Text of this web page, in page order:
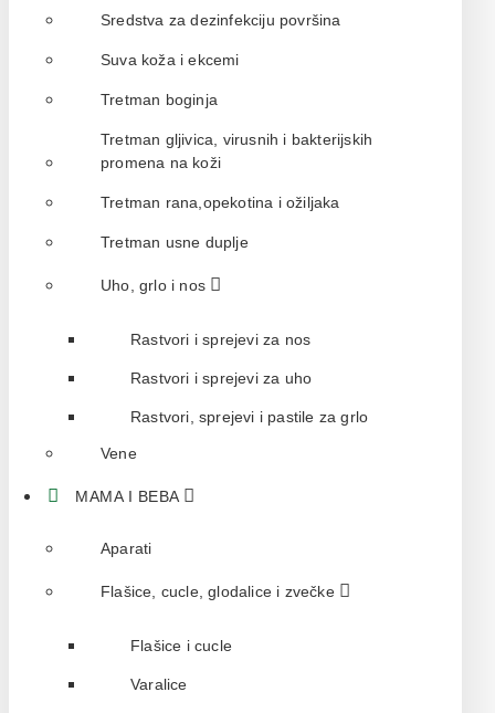
Sredstva za dezinfekciju površina
Suva koža i ekcemi
Tretman boginja
Tretman gljivica, virusnih i bakterijskih
promena na koži
Tretman rana,opekotina i ožiljaka
Tretman usne duplje
Uho, grlo i nos
Rastvori i sprejevi za nos
Rastvori i sprejevi za uho
Rastvori, sprejevi i pastile za grlo
Vene
MAMA I BEBA
Aparati
Flašice, cucle, glodalice i zvečke
Flašice i cucle
Varalice